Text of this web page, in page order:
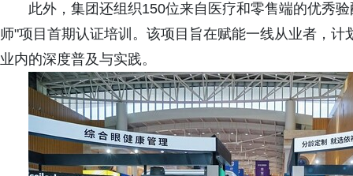
此外，集团还组织150位来自医疗和零售端的优秀
师"项目首期认证培训。该项目旨在赋能一线从业者，
业内的深度普及与实践。